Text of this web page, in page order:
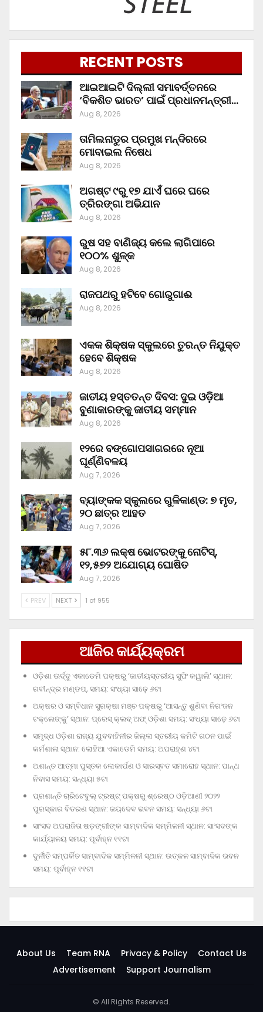
RECENT POSTS
ଆଇଆଇଟି ଦିଲ୍ଲୀ ସମାବର୍ତ୍ତନରେ
‘ବିକଶିତ ଭାରତ’ ପାଇଁ ପ୍ରଧାନମନ୍ତ୍ରୀ…
Aug 8, 2026
ତାମିଲନାଡୁର ପ୍ରମୁଖ ମନ୍ଦିରରେ
ମୋବାଇଲ ନିଷେଧ
Aug 8, 2026
ଅଗଷ୍ଟ ୯ରୁ ୧୭ ଯାଏଁ ଘରେ ଘରେ
ତ୍ରିରଙ୍ଗା ଅଭିଯାନ
Aug 8, 2026
ରୁଷ ସହ ବାଣିଜ୍ୟ କଲେ ଲାଗିପାରେ
୧୦୦% ଶୁଳ୍କ
Aug 8, 2026
ରାଜପଥରୁ ହଟିବେ ଗୋରୁଗାଈ
Aug 8, 2026
ଏକକ ଶିକ୍ଷକ ସ୍କୁଲରେ ତୁରନ୍ତ ନିଯୁକ୍ତ
ହେବେ ଶିକ୍ଷକ
Aug 8, 2026
ଜାତୀୟ ହସ୍ତତନ୍ତ ଦିବସ: ଦୁଇ ଓଡ଼ିଆ
ବୁଣାକାରଙ୍କୁ ଜାତୀୟ ସମ୍ମାନ
Aug 8, 2026
୧୨ରେ ବଙ୍ଗୋପସାଗରରେ ନୂଆ
ଘୂର୍ଣ୍ଣିବଳୟ
Aug 7, 2026
ବ୍ୟାଙ୍କକ ସ୍କୁଲରେ ଗୁଳିକାଣ୍ଡ: ୭ ମୃତ,
୨୦ ଛାତ୍ର ଆହତ
Aug 7, 2026
୫୮.୩୬ ଲକ୍ଷ ଭୋଟରଙ୍କୁ ନୋଟିସ୍‌,
୧୨,୫୭୨ ଅଯୋଗ୍ୟ ଘୋଷିତ
Aug 7, 2026
PREV NEXT 1 of 955
ଆଜିର କାର୍ଯ୍ୟକ୍ରମ
ଓଡ଼ିଶା ଊର୍ଦ୍ଦୁ ଏକାଡେମି ପକ୍ଷରୁ ‘ଜାତୀୟସ୍ତରୀୟ ସୁଫି କୱାଲି’ ସ୍ଥାନ:
ରବୀନ୍ଦ୍ର ମଣ୍ଡପ, ସମୟ: ସଂଧ୍ୟା ସାଢ଼େ ୬ଟା
ଅକ୍ଷର ଓ ସମ୍ବିଧାନ ସୁରକ୍ଷା ମଞ୍ଚ ପକ୍ଷରୁ ‘ଆସନ୍ତୁ ଶୁଣିବା ନିରଂଜନ
ଟକ୍‌ଲେଙ୍କୁ’ ସ୍ଥାନ: ପ୍ରେସ୍‌ କ୍ଲବ୍‌ ଅଫ୍‌ ଓଡ଼ିଶା ସମୟ: ସଂଧ୍ୟା ସାଢ଼େ ୬ଟା
ସମୃଦ୍ଧ ଓଡ଼ିଶା ରାଜ୍ୟ ଯୁବବାହିନୀର ଜିଲ୍ଲା ସ୍ତରୀୟ କମିଟି ଗଠନ ପାଇଁ
କର୍ମଶାଳା ସ୍ଥାନ: ଲୋହିଆ ଏକାଡେମି ସମୟ: ଅପରାହ୍‌ଣ ୪ଟା
ଅଶାନ୍ତ ଆତ୍ମା ପୁସ୍ତକ ଲୋକାର୍ପଣ ଓ ସାରସ୍ବତ ସମାରୋହ ସ୍ଥାନ: ପାନ୍ଥ
ନିବାସ ସମୟ: ସନ୍ଧ୍ୟା ୫ଟା
ପ୍ରଶାନ୍ତି ଚାରିଟେବୁଲ୍‌ ଟ୍ରଷ୍ଟ୍‌ ପକ୍ଷରୁ ଶ୍ରେଷ୍ଠ ଓଡ଼ିଆଣୀ ୨୦୨୨
ପୁରସ୍କାର ବିତରଣ ସ୍ଥାନ: ଜୟଦେବ ଭବନ ସମୟ: ସନ୍ଧ୍ୟା ୬ଟା
ସାଂସଦ ଅପରାଜିତା ଷଡ଼ଙ୍ଗୀଙ୍କ ସାମ୍ବାଦିକ ସମ୍ମିଳନୀ ସ୍ଥାନ: ସାଂସଦଙ୍କ
କାର୍ଯ୍ୟାଳୟ ସମୟ: ପୂର୍ବାହ୍ନ ୧୧ଟା
ଦୁର୍ନୀତି ସମ୍ପର୍କିତ ସାମ୍ବାଦିକ ସମ୍ମିଳନୀ ସ୍ଥାନ: ଉତ୍କଳ ସାମ୍ବାଦିକ ଭବନ
ସମୟ: ପୂର୍ବାହ୍ନ ୧୧ଟା
About Us Team RNA Privacy & Policy
Contact Us
Advertisement
Support Journalism
© All Rights Reserved.